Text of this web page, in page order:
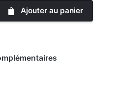
Ajouter au panier